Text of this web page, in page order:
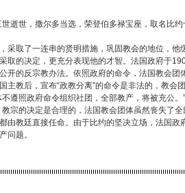
世，撒尔多当选，荣登伯多禄宝座，取名比
取了一连串的贤明措施，巩固教会的地位，他
取的决定，更充分表现他的才智。法国政府于
开的反宗教办法。依照政府的命令，法国教会团
主教后，宣布“政教分离”的命令是非法的，教会
遵照政府命令组织社团，全部教产，将被充公
宗的决定是合理的，法国教会团体虽然丧失了
由教廷直接任命。由于比约的坚决立场，法国政
问题。